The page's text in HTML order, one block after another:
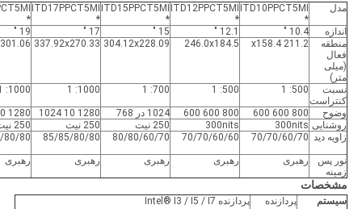
مدل
ITD10PPCT5MI
*
ITD12PPCT5MI
*
ITD15PPCT5MI
*
ITD17PPCT5MI
*
*
اندازه
10.4 "
12.1 "
15 "
17 "
19 "
منطقه
فعال
(میلی
متر)
211.2 x158.4
246.0x184.5
304.12x228.09
337.92x270.33
نسبت
کنتراست
500: 1
500: 1
700: 1
1000: 1
1000: 1
وضوح 800 600 600
800 600 600 1024 در 768 1280 10 1024
1280 10 1024
روشنایی 300nits
300nits 250 نیت 250 نیت
250 نیت
زاویه دید 70/70/60/70
70/70/60/60
80/80/60/70
85/85/80/80
80/80
نور پس
زمینه
رهبری رهبری رهبری رهبری رهبری
مشخصات
سیستم پردازنده
پردازنده Intel® I3 / I5 / I7